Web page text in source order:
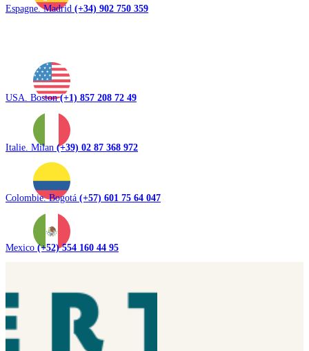
Espagne. Madrid (+34) 902 750 359
USA. Boston(+1) 857 208 72 49
Italie. Milan (+39) 02 87 368 972
Colombie. Bogotá (+57) 601 75 64 047
Mexico (+52) 554 160 44 95